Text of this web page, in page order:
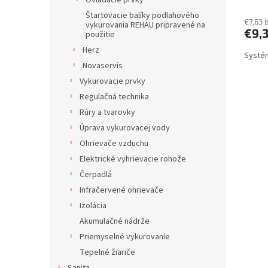
Štartovacie balíky podlahového
vykurovania REHAU pripravené na
použitie
Herz
Novaservis
Vykurovacie prvky
Regulačná technika
Rúry a tvarovky
Úprava vykurovacej vody
Ohrievače vzduchu
Elektrické vyhrievacie rohože
Čerpadlá
Infračervené ohrievače
Izolácia
Akumulačné nádrže
Priemyselné vykurovanie
Tepelné žiariče
€7,63